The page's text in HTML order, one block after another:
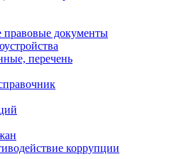
документы
перечень
коррупции